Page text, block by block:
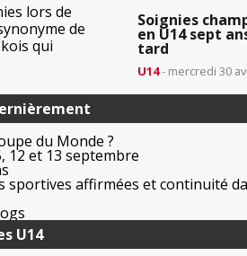
lors de
de
qui
Soignies
en U14 sept
tard
U14- mercredi 30
du Monde ?
12 et 13 septembre
sportives affirmées et continuité
U14